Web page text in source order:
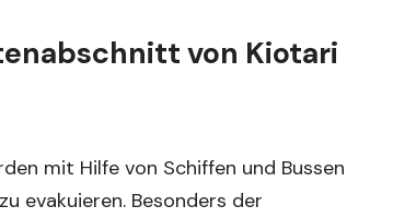
von Kiotari
mit Hilfe von Schiffen und Bussen
evakuieren. Besonders der